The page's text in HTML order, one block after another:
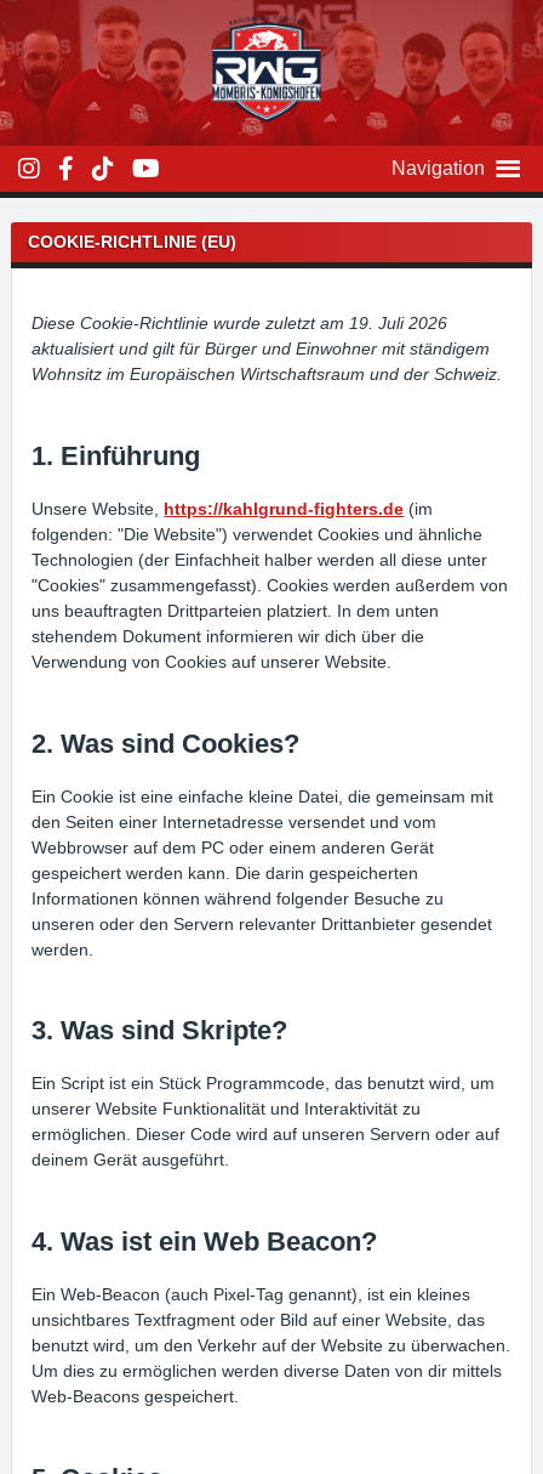
Inhalt
überspringen
Navigation
COOKIE-RICHTLINIE (EU)
Diese Cookie-Richtlinie wurde zuletzt am 19. Juli 2026
aktualisiert und gilt für Bürger und Einwohner mit ständigem
Wohnsitz im Europäischen Wirtschaftsraum und der Schweiz.
1. Einführung
Unsere Website, https://kahlgrund-fighters.de (im
folgenden: "Die Website") verwendet Cookies und ähnliche
Technologien (der Einfachheit halber werden all diese unter
"Cookies" zusammengefasst). Cookies werden außerdem von
uns beauftragten Drittparteien platziert. In dem unten
stehendem Dokument informieren wir dich über die
Verwendung von Cookies auf unserer Website.
2. Was sind Cookies?
Ein Cookie ist eine einfache kleine Datei, die gemeinsam mit
den Seiten einer Internetadresse versendet und vom
Webbrowser auf dem PC oder einem anderen Gerät
gespeichert werden kann. Die darin gespeicherten
Informationen können während folgender Besuche zu
unseren oder den Servern relevanter Drittanbieter gesendet
werden.
3. Was sind Skripte?
Ein Script ist ein Stück Programmcode, das benutzt wird, um
unserer Website Funktionalität und Interaktivität zu
ermöglichen. Dieser Code wird auf unseren Servern oder auf
deinem Gerät ausgeführt.
4. Was ist ein Web Beacon?
Ein Web-Beacon (auch Pixel-Tag genannt), ist ein kleines
unsichtbares Textfragment oder Bild auf einer Website, das
benutzt wird, um den Verkehr auf der Website zu überwachen.
Um dies zu ermöglichen werden diverse Daten von dir mittels
Web-Beacons gespeichert.